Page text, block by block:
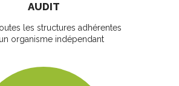
AUDIT
les structures adhérentes
organisme indépendant